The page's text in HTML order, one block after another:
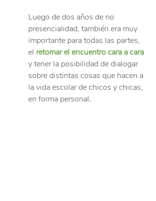
Luego de dos años de no
presencialidad, también era muy
importante para todas las partes,
el retomar el encuentro cara a cara
y tener la posibilidad de dialogar
sobre distintas cosas que hacen a
la vida escolar de chicos y chicas,
en forma personal.